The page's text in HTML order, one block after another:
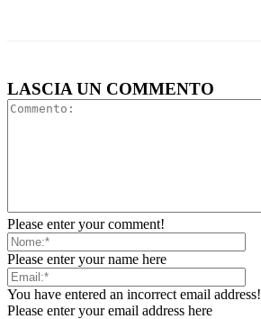
LASCIA UN COMMENTO
Please enter your comment!
Please enter your name here
You have entered an incorrect email address!
Please enter your email address here